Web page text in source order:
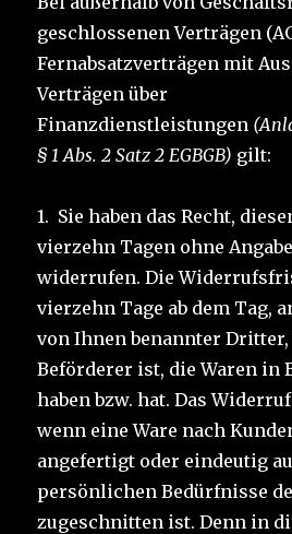
geschlossenen Verträgen
Fernabsatzverträgen mit
Verträgen über
Finanzdienstleistungen
§ 1 Abs. 2 Satz 2 EGBGB) gilt:
1. Sie haben das Recht,
vierzehn Tagen ohne
widerrufen. Die
vierzehn Tage ab dem Tag,
von Ihnen benannter
Beförderer ist, die Waren in
haben bzw. hat. Das
wenn eine Ware nach
angefertigt oder eindeutig
persönlichen Bedürfnisse
zugeschnitten ist. Denn in